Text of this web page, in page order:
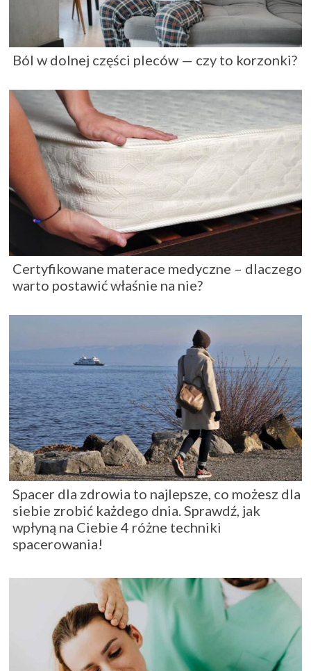
Ból w dolnej części pleców — czy to korzonki?
Certyfikowane materace medyczne – dlaczego
warto postawić właśnie na nie?
Spacer dla zdrowia to najlepsze, co możesz dla
siebie zrobić każdego dnia. Sprawdź, jak
wpłyną na Ciebie 4 różne techniki
spacerowania!